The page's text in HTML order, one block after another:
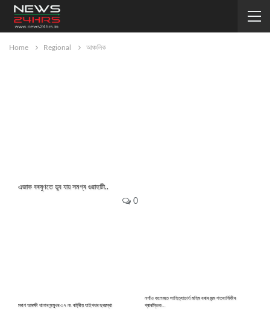
Home Regional আঞ্চলিক
এজাক বৰষুণতে ডুব যায় সমগ্ৰ গুৱাহাটী..
0
মৰাণ আৰক্ষী থানাৰ সন্মুখৰ ৩৭ নং ৰাষ্ট্ৰীয় ঘাইপথৰ দুৰৱস্থা
নগাঁও কলেজত সাহিত্যাচাৰ্য মহিম বৰাৰ জন্ম শতবাৰ্ষিকীৰ
প্ৰাৰম্ভিক…